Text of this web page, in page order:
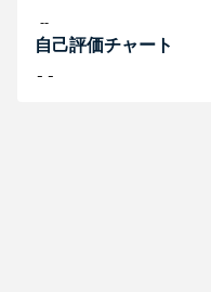
--
自己評価チャート
--